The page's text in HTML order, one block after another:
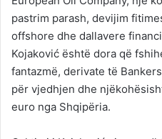
pastrim parash, devijim
offshore dhe dallavere
Kojaković është dora që
fantazmë, derivate të
për vjedhjen dhe
euro nga Shqipëria.